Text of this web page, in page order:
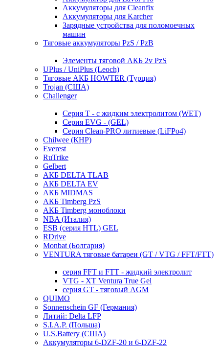
Аккумуляторы для Cleanfix
Аккумуляторы для Karcher
Зарядные устройства для поломоечных
машин
Тяговые аккумуляторы PzS / PzB
Элементы тяговой АКБ 2v PzS
UPlus / UniPlus (Leoch)
Тяговые АКБ HOWTER (Турция)
Trojan (США)
Challenger
Серия T - с жидким электролитом (WET)
Серия EVG - (GEL)
Серия Clean-PRO литиевые (LiFPo4)
Chilwee (КНР)
Everest
RuTrike
Gelbert
АКБ DELTA TLAB
АКБ DELTA EV
АКБ MIDMAS
АКБ Timberg PzS
АКБ Timberg моноблоки
NBA (Италия)
ESB (серия HTL) GEL
RDrive
Monbat (Болгария)
VENTURA тяговые батареи (GT / VTG / FFT/FTT)
серия FFT и FTT - жидкий электролит
VTG - XT Ventura True Gel
серия GT - тяговый AGM
QUIMO
Sonnenschein GF (Германия)
Литий: Delta LFP
S.I.A.P. (Польша)
U.S.Battery (США)
Аккумуляторы 6-DZF-20 и 6-DZF-22